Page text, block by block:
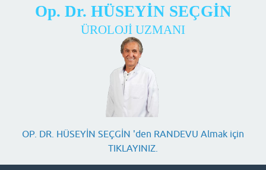
Op. Dr. HÜSEYİN SEÇGİN
ÜROLOJİ UZMANI
OP. DR. HÜSEYİN SEÇGİN 'den RANDEVU Almak için
TIKLAYINIZ.